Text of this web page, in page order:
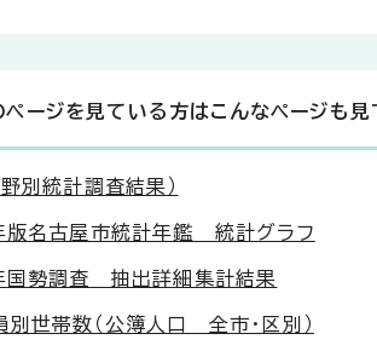
ページを見ている方はこんなページも見
野別統計調査結果）
版名古屋市統計年鑑 統計グラフ
国勢調査 抽出詳細集計結果
別世帯数（公簿人口 全市・区別）